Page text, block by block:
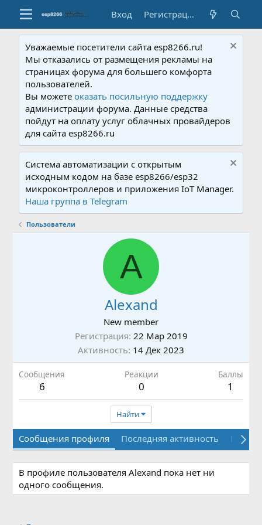
Вход Регистрация
Уважаемые посетители сайта esp8266.ru!
Мы отказались от размещения рекламы на
страницах форума для большего комфорта
пользователей.
Вы можетеоказать посильную поддержку
администрации форума. Данные средства
пойдут на оплату услуг облачных провайдеров
для сайта esp8266.ru
Система автоматизации с открытым
исходным кодом на базе esp8266/esp32
микроконтроллеров и приложения IoT Manager.
Наша группа в Telegram
Пользователи
A
Alexand
New member
Регистрация 22 Мар 2019
Активность 14 Дек 2023
Сообщения
6
Реакции
0
Баллы
1
Найти
Сообщения профиля Последняя активность
В профиле пользователя Alexand пока нет ни
одного сообщения.